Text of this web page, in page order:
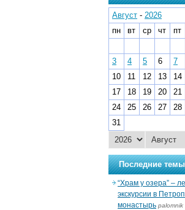
Август - 2026
пн
вт ср чт пт
3
4 5 6 7
10
11 12 13 14
17
18 19 20 21
24
25 26 27 28
31
Последние
“Храм у озера” –
экскурсии в
монастырь palomnik